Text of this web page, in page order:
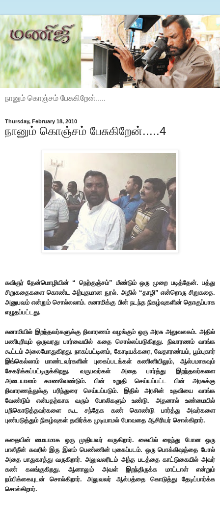
நானும் கொஞ்சம் பேசுகிறேன்.....
Thursday, February 18, 2010
நானும் கொஞ்சம் பேசுகிறேன்.....4
கவிஞர் தேன்மொழியின் “ நெற்குஞ்சம்” மீண்டும் ஒரு முறை படித்தேன். பத்து
சிறுகதைகளை கொண்ட அற்புதமான நூல். அதில் “தாழி” என்றொரு சிறுகதை.
அனுபவம் என்றும் சொல்லலாம். சுனாமிக்கு பின் நடந்த நிகழ்வுகளின் தொகுப்பாக
எழுதப்பட்டது.
சுனாமியில் இறந்தவர்களுக்கு நிவாரணம் வழங்கும் ஒரு அரசு அலுவலகம். அதில்
பணிபுரியும் ஒருவரது பார்வையில் கதை சொல்லப்படுகிறது. நிவாரணம் வாங்க
கூட்டம் அலைமோதுகிறது. நாகப்பட்டினம், கோடியக்கரை, வேதாரண்யம், பூம்புகார்
இங்கெல்லாம் மாண்டவர்களின் புகைப்படங்கள் கணினியிலும், ஆல்பமாகவும்
சேகரிக்கப்பட்டிருக்கிறது. வருபவர்கள் அதை பார்த்து இறந்தவர்களை
அடையாளம் காணவேண்டும். பின் உறுதி செய்யப்பட்ட பின் அரசுக்கு
நிவாரணத்துக்கு பரிந்துரை செய்யப்படும். இதில் அரசின் உதவியை வாங்க
வேண்டும் என்பதற்காக வரும் போலிகளும் உண்டு. அதனால் உண்மையில்
பறிகொடுத்தவர்களை கூட சந்தேக கண் கொண்டு பார்த்து அவர்களை
புண்படுத்தும் நிகழ்வுகள் தவிர்க்க முடியாமல் போவதை ஆசிரியர் சொல்கிறார்.
கதையின் மையமாக ஒரு முதியவர் வருகிறார். கையில் நைந்து போன ஒரு
பாலீதீன் கவரில் இரு இளம் பெண்ணின் புகைப்படம். ஒரு பொக்கிஷத்தை போல்
அதை பாதுகாத்து வருகிறார். அலுவலரிடம் அந்த படத்தை காட்டுகையில் அவர்
கண் கலங்குகிறது. ஆனாலும் அவள் இறந்திருக்க மாட்டாள் என்றும்
நம்பிக்கையுடன் சொல்கிறார். அலுவலர் ஆல்பத்தை கொடுத்து தேடிப்பார்க்க
சொல்கிறார்.